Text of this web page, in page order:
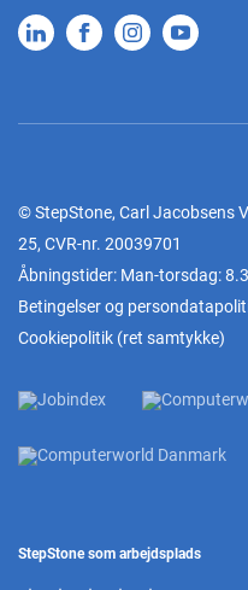
© StepStone, Carl Jacobsens
25, CVR-nr. 20039701
Åbningstider: Man-torsdag:
Betingelser og
Cookiepolitik (ret samtykke)
StepStone som arbejdsplads